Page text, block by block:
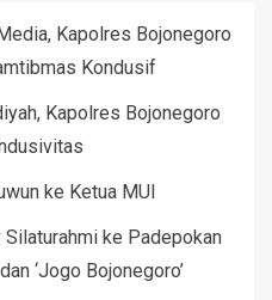
Kapolres Bojonegoro
Kondusif
Kapolres Bojonegoro
ke Ketua MUI
ke Padepokan
‘Jogo Bojonegoro’